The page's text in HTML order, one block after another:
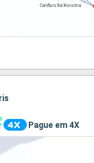
Pague em 4X